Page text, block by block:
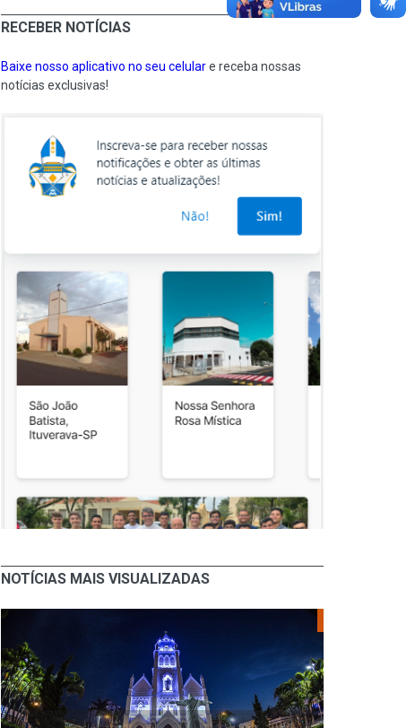
RECEBER NOTÍCIAS
Baixe nosso aplicativo no seu celulare receba nossas
notícias exclusivas!
NOTÍCIAS MAIS VISUALIZADAS